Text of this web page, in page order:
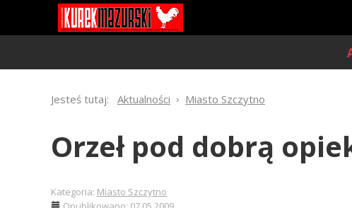
Jesteś tutaj: Aktualności Miasto Szczytno
Orzeł pod dobrą
Kategoria: Miasto Szczytno